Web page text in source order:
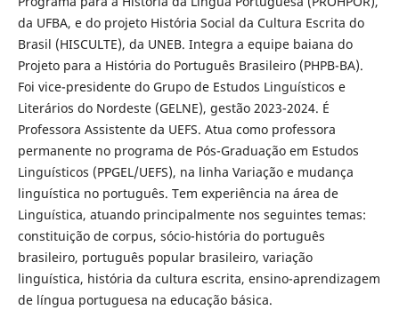
da UFBA, e do projeto História Social da Cultura Escrita do
Brasil (HISCULTE), da UNEB. Integra a equipe baiana do
Projeto para a História do Português Brasileiro (PHPB-BA).
Foi vice-presidente do Grupo de Estudos Linguísticos e
Literários do Nordeste (GELNE), gestão 2023-2024. É
Professora Assistente da UEFS. Atua como professora
permanente no programa de Pós-Graduação em Estudos
Linguísticos (PPGEL/UEFS), na linha Variação e mudança
linguística no português. Tem experiência na área de
Linguística, atuando principalmente nos seguintes temas:
constituição de corpus, sócio-história do português
brasileiro, português popular brasileiro, variação
linguística, história da cultura escrita, ensino-aprendizagem
de língua portuguesa na educação básica.